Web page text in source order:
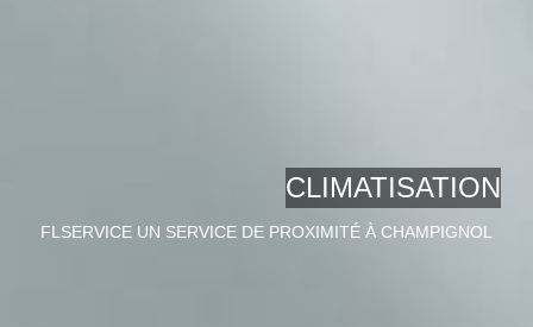
CLIMATISATION
FLSERVICE UN SERVICE DE PROXIMITÉ À CHAMPIGNOL